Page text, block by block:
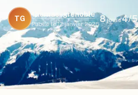
TG
thomas-grenoble
Publié le 12 janvier 2025
8jours4/5